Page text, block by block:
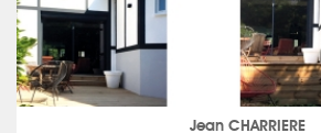
Jean CHARRIERE